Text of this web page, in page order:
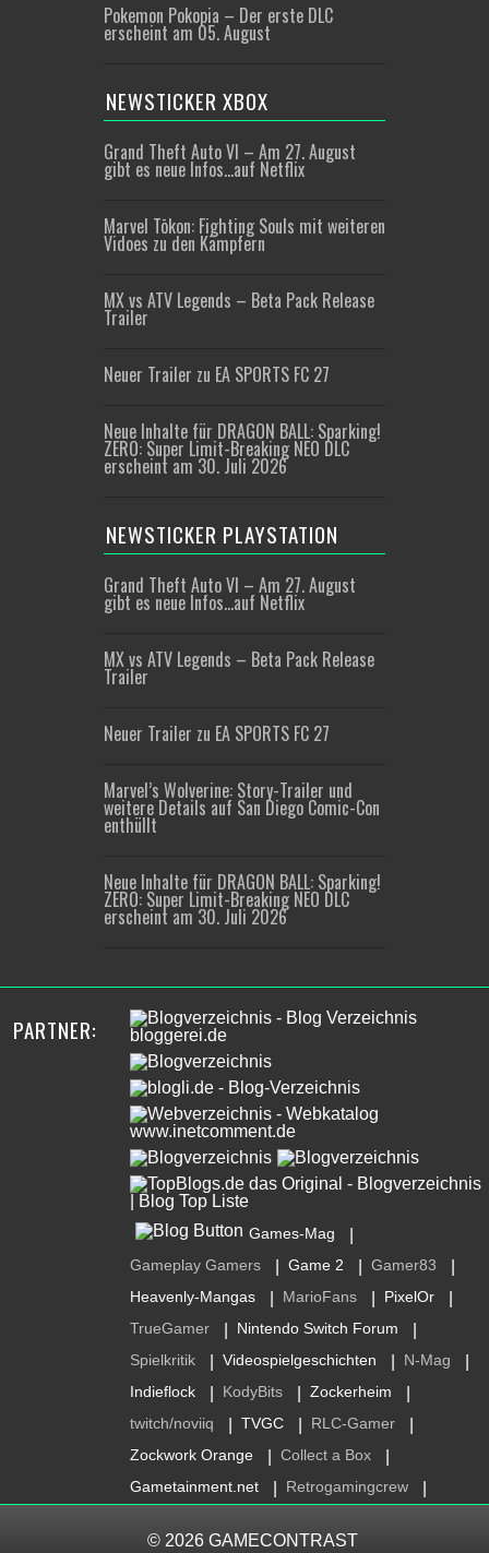
Pokemon Pokopia – Der erste DLC
erscheint am 05. August
NEWSTICKER XBOX
Grand Theft Auto VI – Am 27. August
gibt es neue Infos…auf Netflix
Marvel Tōkon: Fighting Souls mit weiteren
Vidoes zu den Kämpfern
MX vs ATV Legends – Beta Pack Release
Trailer
Neuer Trailer zu EA SPORTS FC 27
Neue Inhalte für DRAGON BALL: Sparking!
ZERO: Super Limit-Breaking NEO DLC
erscheint am 30. Juli 2026
NEWSTICKER PLAYSTATION
Grand Theft Auto VI – Am 27. August
gibt es neue Infos…auf Netflix
MX vs ATV Legends – Beta Pack Release
Trailer
Neuer Trailer zu EA SPORTS FC 27
Marvel’s Wolverine: Story-Trailer und
weitere Details auf San Diego Comic-Con
enthüllt
Neue Inhalte für DRAGON BALL: Sparking!
ZERO: Super Limit-Breaking NEO DLC
erscheint am 30. Juli 2026
PARTNER:
Games-Mag
Gameplay Gamers Game 2 Gamer83
Heavenly-Mangas MarioFans PixelOr
TrueGamer Nintendo Switch Forum
Spielkritik Videospielgeschichten N-Mag
Indieflock KodyBits Zockerheim
twitch/noviiq TVGC RLC-Gamer
Zockwork Orange Collect a Box
Gametainment.net Retrogamingcrew
© 2026 GAMECONTRAST